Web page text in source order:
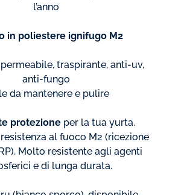
l’anno
in poliestere ignifugo M2
traspirante, anti-uv,
anti-fungo
da mantenere e pulire
protezioneper la tua yurta.
al fuoco M2 (ricezione
Molto resistente agli agenti
e di lunga durata.